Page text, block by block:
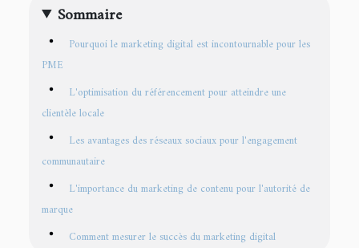
Sommaire
Pourquoi le marketing digital est incontournable pour les
PME
L'optimisation du référencement pour atteindre une
clientèle locale
Les avantages des réseaux sociaux pour l'engagement
communautaire
L'importance du marketing de contenu pour l'autorité de
marque
Comment mesurer le succès du marketing digital